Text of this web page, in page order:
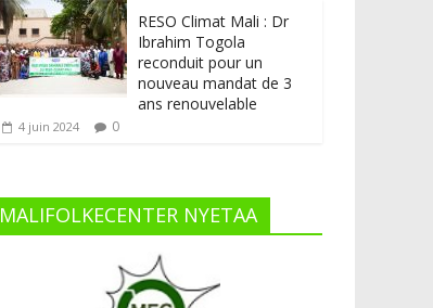
RESO Climat Mali : Dr
Ibrahim Togola
reconduit pour un
nouveau mandat de 3
ans renouvelable
4 juin 2024 0
MALIFOLKECENTER NYETAA